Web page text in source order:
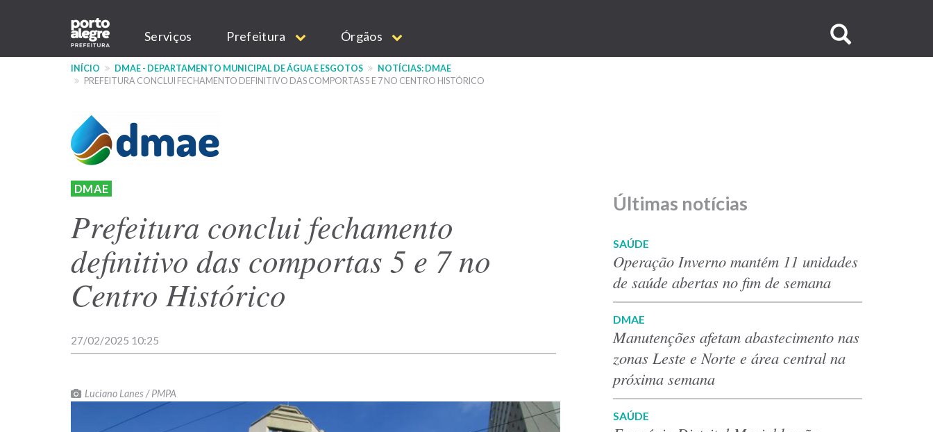
conteúdo
Main
navigation
Serviços Prefeitura Órgãos
no
INÍCIO DMAE - DEPARTAMENTO MUNICIPAL DE ÁGUA E ESGOTOS
NOTÍCIAS: DMAE
PREFEITURA CONCLUI FECHAMENTO DEFINITIVO DAS COMPORTAS 5 E 7 NO CENTRO HISTÓRICO
DMAE
Prefeitura conclui fechamento
definitivo das comportas 5 e 7 no
Centro Histórico
27/02/2025 10:25
Luciano Lanes / PMPA
Últimas notícias
SAÚDE
Operação Inverno mantém 11 unidades
de saúde abertas no fim de semana
DMAE
Manutenções afetam abastecimento nas
zonas Leste e Norte e área central na
próxima semana
SAÚDE